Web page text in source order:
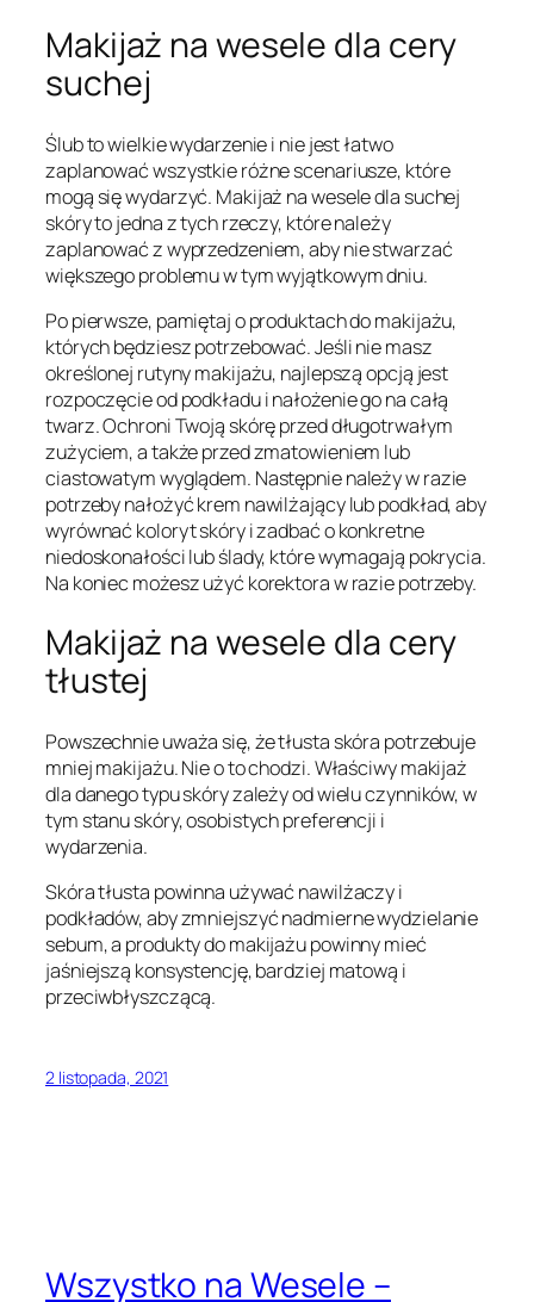
Makijaż na wesele dla cery
suchej
Ślub to wielkie wydarzenie i nie jest łatwo
zaplanować wszystkie różne scenariusze, które
mogą się wydarzyć. Makijaż na wesele dla suchej
skóry to jedna z tych rzeczy, które należy
zaplanować z wyprzedzeniem, aby nie stwarzać
większego problemu w tym wyjątkowym dniu.
Po pierwsze, pamiętaj o produktach do makijażu,
których będziesz potrzebować. Jeśli nie masz
określonej rutyny makijażu, najlepszą opcją jest
rozpoczęcie od podkładu i nałożenie go na całą
twarz. Ochroni Twoją skórę przed długotrwałym
zużyciem, a także przed zmatowieniem lub
ciastowatym wyglądem. Następnie należy w razie
potrzeby nałożyć krem nawilżający lub podkład, aby
wyrównać koloryt skóry i zadbać o konkretne
niedoskonałości lub ślady, które wymagają pokrycia.
Na koniec możesz użyć korektora w razie potrzeby.
Makijaż na wesele dla cery
tłustej
Powszechnie uważa się, że tłusta skóra potrzebuje
mniej makijażu. Nie o to chodzi. Właściwy makijaż
dla danego typu skóry zależy od wielu czynników, w
tym stanu skóry, osobistych preferencji i
wydarzenia.
Skóra tłusta powinna używać nawilżaczy i
podkładów, aby zmniejszyć nadmierne wydzielanie
sebum, a produkty do makijażu powinny mieć
jaśniejszą konsystencję, bardziej matową i
przeciwbłyszczącą.
2 listopada, 2021
Wszystko na Wesele –